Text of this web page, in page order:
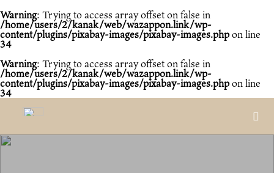
Warning: Trying to access array offset on false in
/home/users/2/kanak/web/wazappon.link/wp-
content/plugins/pixabay-images/pixabay-images.phpon line
34
Warning: Trying to access array offset on false in
/home/users/2/kanak/web/wazappon.link/wp-
content/plugins/pixabay-images/pixabay-images.phpon line
34